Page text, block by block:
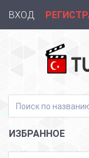
ВХОД
ИЗБРАННОЕ